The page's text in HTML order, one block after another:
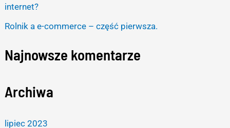
internet?
Rolnik a e-commerce – część pierwsza.
Najnowsze komentarze
Archiwa
lipiec 2023